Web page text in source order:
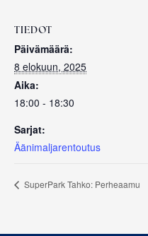
TIEDOT
Päivämäärä:
8 elokuun, 2025
Aika:
18:00 - 18:30
Sarjat:
Äänimaljarentoutus
SuperPark Tahko: Perheaamu